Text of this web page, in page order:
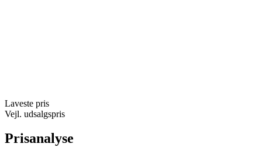
Laveste pris
Vejl. udsalgspris
Prisanalyse